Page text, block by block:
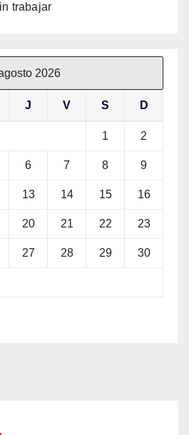
trabajar
2026
J V S D
1 2
6 7 8 9
13 14 15 16
20 21 22 23
27 28 29 30